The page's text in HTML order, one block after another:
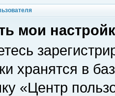
мои
хранятся в
«Центр